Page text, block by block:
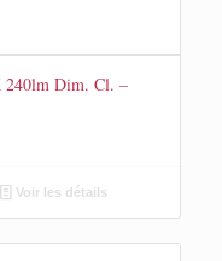
240lm Dim. Cl. –
Voir les détails